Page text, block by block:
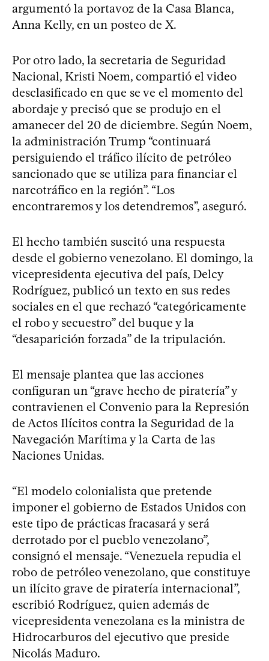
argumentó la portavoz de la Casa Blanca,
Anna Kelly, en un posteo de X.
Por otro lado, la secretaria de Seguridad
Nacional, Kristi Noem, compartió el video
desclasificado en que se ve el momento del
abordaje y precisó que se produjo en el
amanecer del 20 de diciembre. Según Noem,
la administración Trump “continuará
persiguiendo el tráfico ilícito de petróleo
sancionado que se utiliza para financiar el
narcotráfico en la región”. “Los
encontraremos y los detendremos”, aseguró.
El hecho también suscitó una respuesta
desde el gobierno venezolano. El domingo, la
vicepresidenta ejecutiva del país, Delcy
Rodríguez, publicó un texto en sus redes
sociales en el que rechazó “categóricamente
el robo y secuestro” del buque y la
“desaparición forzada” de la tripulación.
El mensaje plantea que las acciones
configuran un “grave hecho de piratería” y
contravienen el Convenio para la Represión
de Actos Ilícitos contra la Seguridad de la
Navegación Marítima y la Carta de las
Naciones Unidas.
“El modelo colonialista que pretende
imponer el gobierno de Estados Unidos con
este tipo de prácticas fracasará y será
derrotado por el pueblo venezolano”,
consignó el mensaje. “Venezuela repudia el
robo de petróleo venezolano, que constituye
un ilícito grave de piratería internacional”,
escribió Rodríguez, quien además de
vicepresidenta venezolana es la ministra de
Hidrocarburos del ejecutivo que preside
Nicolás Maduro.